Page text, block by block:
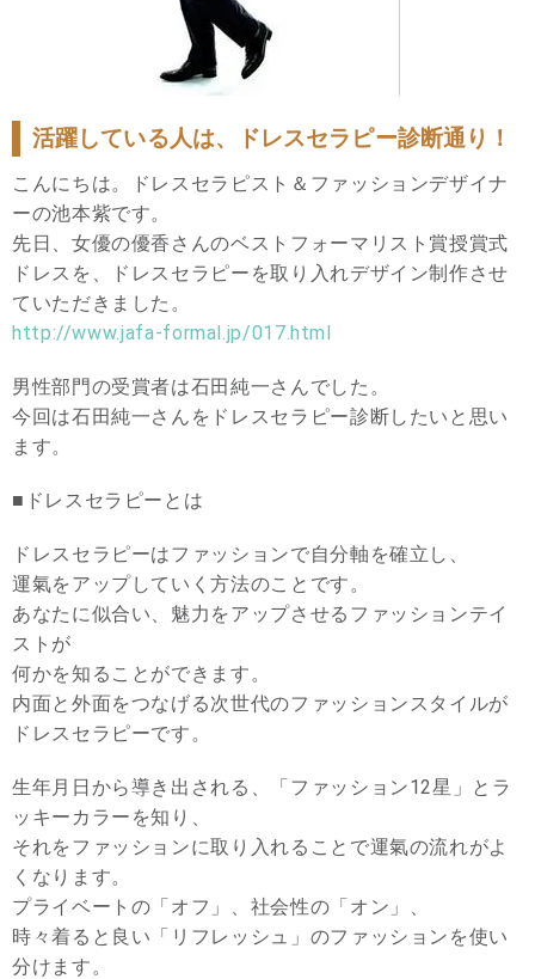
活躍している人は、ドレスセラピー診断通り！
こんにちは。ドレスセラピスト＆ファッションデザイナ
ーの池本紫です。
先日、女優の優香さんのベストフォーマリスト賞授賞式
ドレスを、ドレスセラピーを取り入れデザイン制作させ
ていただきました。
http://www.jafa-formal.jp/017.html
男性部門の受賞者は石田純一さんでした。
今回は石田純一さんをドレスセラピー診断したいと思い
ます。
■ドレスセラピーとは
ドレスセラピーはファッションで自分軸を確立し、
運氣をアップしていく方法のことです。
あなたに似合い、魅力をアップさせるファッションテイ
ストが
何かを知ることができます。
内面と外面をつなげる次世代のファッションスタイルが
ドレスセラピーです。
生年月日から導き出される、「ファッション12星」とラ
ッキーカラーを知り、
それをファッションに取り入れることで運氣の流れがよ
くなります。
プライベートの「オフ」、社会性の「オン」、
時々着ると良い「リフレッシュ」のファッションを使い
分けます。